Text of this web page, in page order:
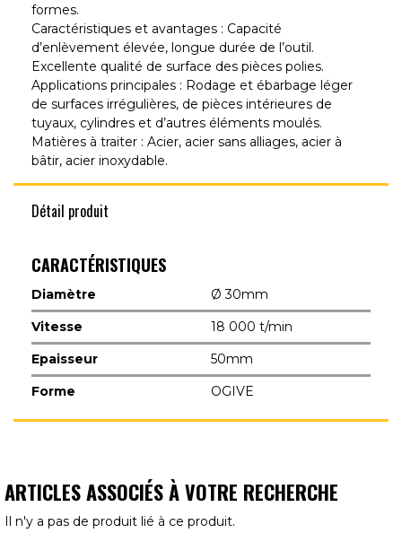
formes.
Caractéristiques et avantages : Capacité
d’enlèvement élevée, longue durée de l’outil.
Excellente qualité de surface des pièces polies.
Applications principales : Rodage et ébarbage léger
de surfaces irrégulières, de pièces intérieures de
tuyaux, cylindres et d’autres éléments moulés.
Matières à traiter : Acier, acier sans alliages, acier à
bâtir, acier inoxydable.
Détail produit
CARACTÉRISTIQUES
Diamètre
Ø 30mm
Vitesse
18 000 t/min
Epaisseur
50mm
Forme
OGIVE
ARTICLES ASSOCIÉS À VOTRE RECHERCHE
Il n'y a pas de produit lié à ce produit.